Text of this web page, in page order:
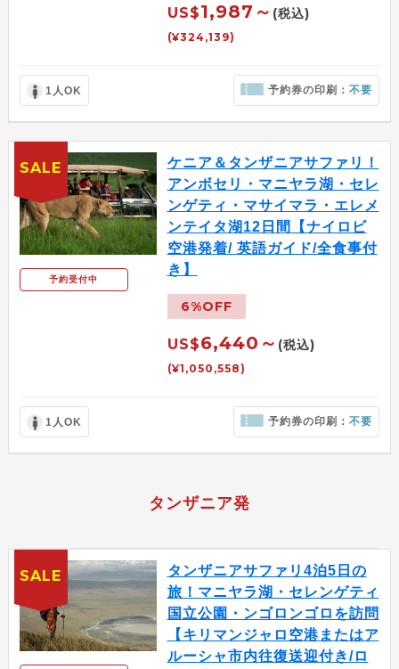
US$1,987～ (税込)
(¥324,139)
1人OK 予約券の印刷：不要
予約受付中
ケニア＆タンザニアサファリ！
アンボセリ・マニヤラ湖・セレ
ンゲティ・マサイマラ・エレメ
ンテイタ湖12日間【ナイロビ
空港発着/ 英語ガイド/全食事付
き】
6%OFF
US$6,440～ (税込)
(¥1,050,558)
1人OK 予約券の印刷：不要
SALE
タンザニア発
タンザニアサファリ4泊5日の
旅！マニヤラ湖・セレンゲティ
国立公園・ンゴロンゴロを訪問
【キリマンジャロ空港またはア
ルーシャ市内往復送迎付き/ロ
SALE